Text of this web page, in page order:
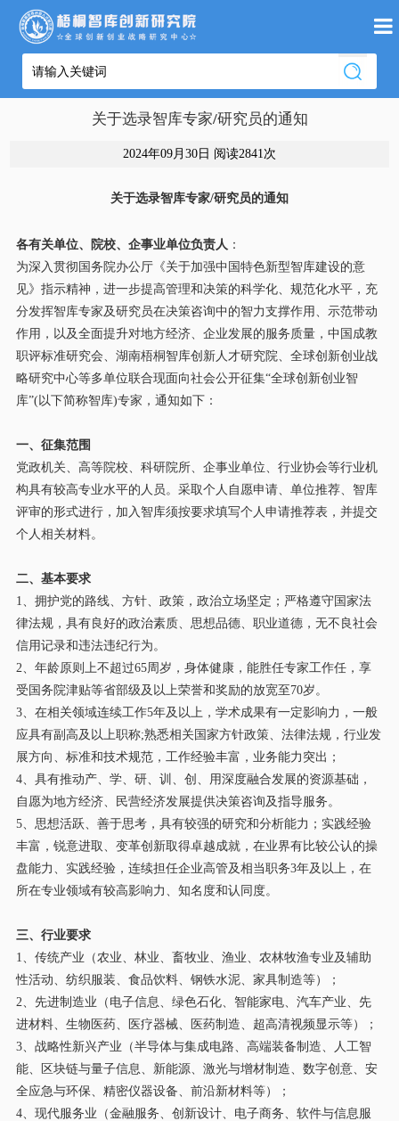
关于选录智库专家/研究员的通知
2024年09月30日 阅读2841次
关于选录智库专家/研究员的通知
各有关单位、院校、企事业单位负责人 ：
为深入贯彻 国务院办公厅《关于加强中国特色新型智库建设的意
见》 指示精神 ， 进一步提高管理和决策的科学化、规范化水平， 充
分发挥智库专家及研究员在决策咨询中的智力支撑作用
、示范带动
作用，以及全面提升对地方经济、企业发展的服务质量，中国成教
职评标准研究会、湖南梧桐智库创新人才研究院、全球创新创业战
略研究中心等多单位联合现面向社会公开征集“全球创新创业智
库”(以下简称智库)专家 ， 通知如下：
一、征集范围
党政机关、高等院校、科研院所、企事业单位、行业协会等行业机
构具有较高专业水平的人员。采取个人自愿申请、单位推荐、智库
评审的形式进行，加入智库须按要求填写个人申请推荐表，并提交
个人相关材料。
二、基本要求
1、拥护党的路线、方针、政策， 政治立场坚定 ； 严格遵守国家法
律法规， 具有良好的政治素质、思想品德、职业道德， 无不良社会
信用记录和违法违纪行为。
2、年龄原则上不超过65周岁，身体健康， 能胜任专家工作任， 享
受国务院津贴等省部级及以上荣誉和奖励的放宽至 70岁。
3、在相关领域连续工作5年及以上 ， 学术成果有一定影响力 ， 一般
应具有副高及以上职称;熟悉相关国家方针政策、法律法规， 行业发
展方向、标准和技术规范， 工作经验丰富 ， 业务能力突出 ；
4、具有推动产、学、研、 训、 创、用深度融合发展的资源基础 ，
自愿为地方经济、 民营经济发展提供决策咨询及指导 服务。
5、思想活跃、 善于思考，具有较强的研究和分析能力；实践经验
丰富，锐意进取、变革创新取得卓越成就，在业界有比较公认的操
盘能力、实践经验， 连续担任企业高管及相当职务3年及以上 ， 在
所在专业领域有较高影响力、 知名度和认同度。
三、行业要求
1、传统产业（农业、林业、畜牧业、渔业、农林牧渔专业及辅助
性活动、纺织服装、食品饮料、钢铁水泥、家具制造等）；
2、先进制造业（电子信息、绿色石化、智能家电、汽车产业、先
进材料、生物医药、医疗器械、医药制造、超高清视频显示等）；
3、战略性新兴产业（半导体与集成电路、高端装备制造、
人工 智
能、区块链与量子信息、新能源、激光与增材制造、数字创意、安
全应急与环保、精密仪器设备、前沿新材料等）；
4、现代服务业（金融服务、创新设计、电子商务、软件与信息服